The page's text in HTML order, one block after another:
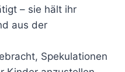
– sie hält ihr
aus der
Spekulationen